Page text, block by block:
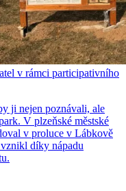
v rámci participativního
ji nejen poznávali, ale
V plzeňské městské
v proluce v Lábkově
díky nápadu